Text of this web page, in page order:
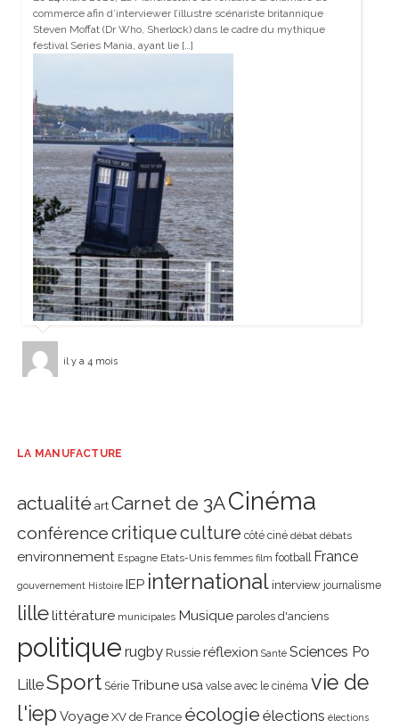
commerce afin d’interviewer l’illustre scénariste britannique
Steven Moffat (Dr Who, Sherlock) dans le cadre du mythique
festival Series Mania, ayant lie […]
il y a 4 mois
LA MANUFACTURE
actualité art Carnet de 3ACinéma
conférencecritiqueculture côté ciné débat débats
environnement Espagne Etats-Unis femmes film football France
gouvernement Histoire IEP international interview journalisme
lillelittérature municipales Musique paroles d'anciens
politique rugby Russie réflexion Santé Sciences Po
LilleSport Série Tribune usa valse avec le cinéma vie de
l'iep Voyage XV de France écologie élections élections